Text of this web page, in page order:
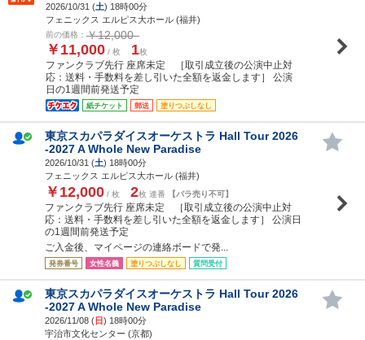
2026/10/31 (土) 18時00分
フェニックス エルピス大ホール (福井)
前の価格： ￥12,000
￥11,000 / 枚 1枚
ファンクラブ先行 座席未定 ［取引成立後の公演中止対
応：送料・手数料を差し引いた全額を返金します］ 公演
日の1週間前発送予定
紙チケット 郵送 塗りつぶしなし
東京スカパラダイスオーケストラ Hall Tour 2026
-2027 A Whole New Paradise
2026/10/31 (土) 18時00分
フェニックス エルピス大ホール (福井)
￥12,000 / 枚 2枚 連番 【バラ売り不可】
ファンクラブ先行 座席未定 ［取引成立後の公演中止対
応：送料・手数料を差し引いた全額を返金します］ 公演日
の1週間前発送予定
ご入金後、マイページの連絡ボードで発...
発券番号 女性名義 塗りつぶしなし 質問受付
東京スカパラダイスオーケストラ Hall Tour 2026
-2027 A Whole New Paradise
2026/11/08 (日) 18時00分
宇治市文化センター (京都)